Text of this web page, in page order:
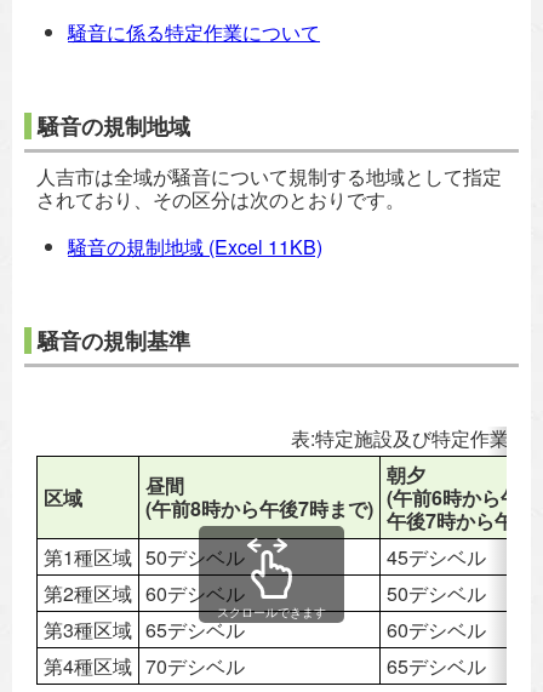
騒音に係る特定作業について
騒音の規制地域
人吉市は全域が騒音について規制する地域として指定
されており、その区分は次のとおりです。
騒音の規制地域 (Excel 11KB)
騒音の規制基準
表:特定施設及び特定作業に
区域
昼間
(午前8時から午後7時まで)
朝夕
(午前6時から午
午後7時から午後
第1種区域 50デシベル
45デシベル
第2種区域 60デシベル
50デシベル
第3種区域 65デシベル
60デシベル
第4種区域 70デシベル 65デシベル
スクロールできます